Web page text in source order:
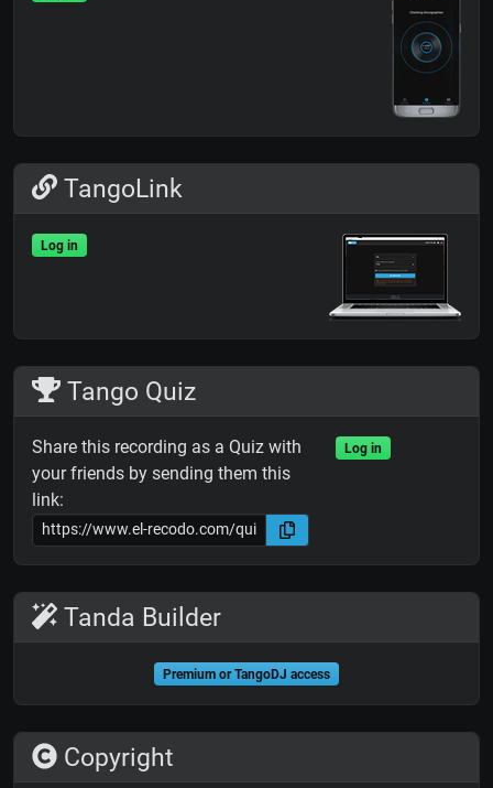
TangoLink
Log in
Tango Quiz
Share this recording as a Quiz with
your friends by sending them this
link:
Log in
Tanda Builder
Premium or TangoDJ access
Copyright